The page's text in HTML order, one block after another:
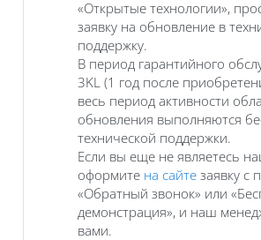
«Открытые технологии»,
заявку на обновление в
поддержку.
В период гарантийного
3KL (1 год после
весь период активности
обновления выполняются
технической поддержки.
Если вы еще не являетесь
оформите на сайте заявку с
«Обратный звонок» или
демонстрация», и наш
вами.